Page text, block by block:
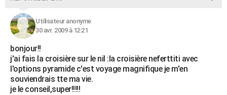
Utilisateur anonyme
30 avr. 2009 à 12:21
bonjour!!
j'ai fais la croisière sur le nil :la croisière neferttiti avec
l'options pyramide c'est voyage magnifique je m'en
souviendrais tte ma vie.
je le conseil,super!!!!!